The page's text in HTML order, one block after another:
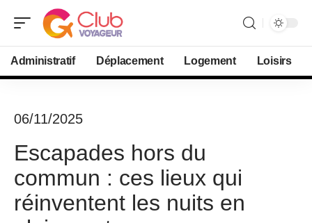
Administratif Déplacement Logement Loisirs
06/11/2025
Escapades hors du
commun : ces lieux qui
réinventent les nuits en